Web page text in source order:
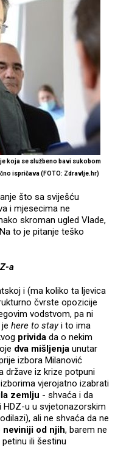
koja se službeno bavi sukobom
ispričava(FOTO: Zdravlje.hr)
što sa sviješću
i mjesecima ne
skroman ugled Vlade,
to je pitanje teško
a
i (ma koliko ta ljevica
čvrste opozicije
vodstvom, pa ni
here to stayi to ima
privida da o nekim
dva mišljenja unutar
izbora Milanović
države iz krize potpuni
vjerojatno izabrati
zemlju - shvaća i da
HDZ-u u svjetonazorskim
ali ne shvaća da ne
neviniji od njih, barem ne
ili šestinu